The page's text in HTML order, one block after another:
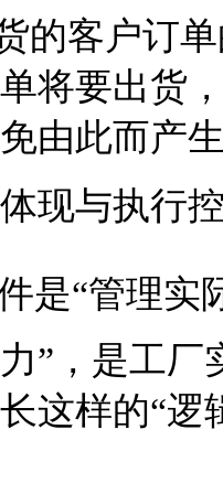
的客户订
将要出货
由此而产
现与执行
是“管理实
”，是工厂
这样的“逻